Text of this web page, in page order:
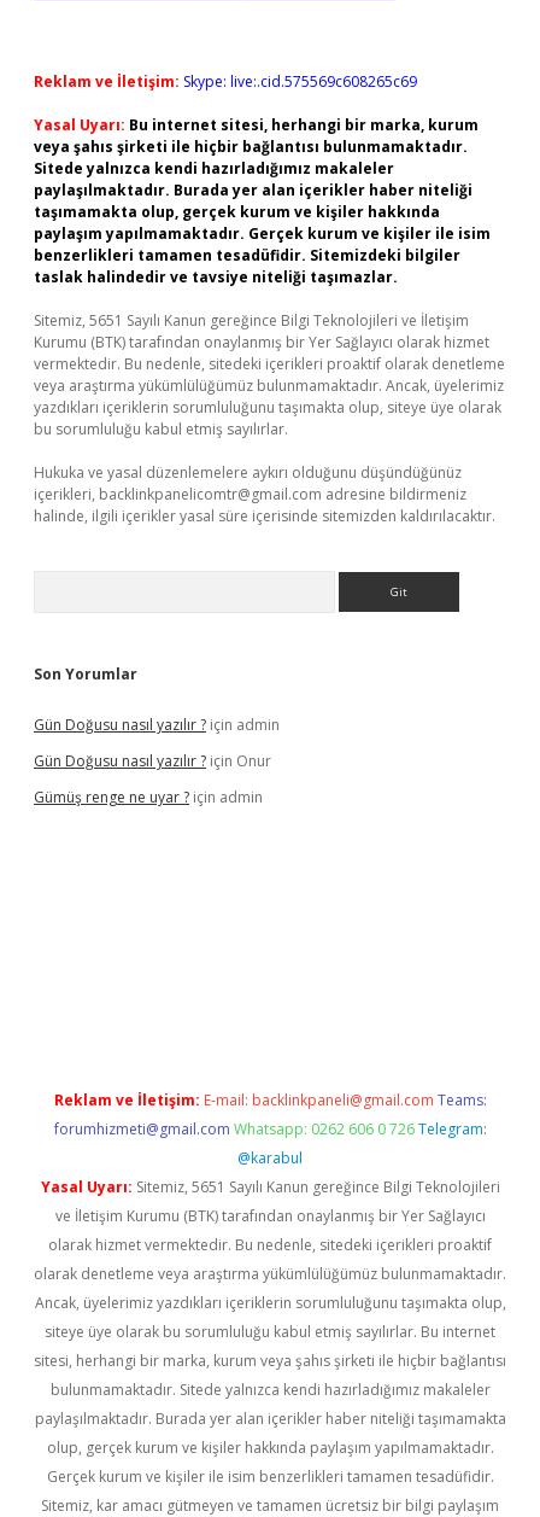
Reklam ve İletişim: Skype: live:.cid.575569c608265c69
Yasal Uyarı: Bu internet sitesi, herhangi bir marka, kurum
veya şahıs şirketi ile hiçbir bağlantısı bulunmamaktadır.
Sitede yalnızca kendi hazırladığımız makaleler
paylaşılmaktadır. Burada yer alan içerikler haber niteliği
taşımamakta olup, gerçek kurum ve kişiler hakkında
paylaşım yapılmamaktadır. Gerçek kurum ve kişiler ile isim
benzerlikleri tamamen tesadüfidir. Sitemizdeki bilgiler
taslak halindedir ve tavsiye niteliği taşımazlar.
Sitemiz, 5651 Sayılı Kanun gereğince Bilgi Teknolojileri ve İletişim
Kurumu (BTK) tarafından onaylanmış bir Yer Sağlayıcı olarak hizmet
vermektedir. Bu nedenle, sitedeki içerikleri proaktif olarak denetleme
veya araştırma yükümlülüğümüz bulunmamaktadır. Ancak, üyelerimiz
yazdıkları içeriklerin sorumluluğunu taşımakta olup, siteye üye olarak
bu sorumluluğu kabul etmiş sayılırlar.
Hukuka ve yasal düzenlemelere aykırı olduğunu düşündüğünüz
içerikleri, backlinkpanelicomtr@gmail.com adresine bildirmeniz
halinde, ilgili içerikler yasal süre içerisinde sitemizden kaldırılacaktır.
Son Yorumlar
Gün Doğusu nasıl yazılır ? için admin
Gün Doğusu nasıl yazılır ? için Onur
Gümüş renge ne uyar ? için admin
Reklam ve İletişim: E-mail: backlinkpaneli@gmail.com Teams:
forumhizmeti@gmail.com Whatsapp: 0262 606 0 726 Telegram:
@karabul
Yasal Uyarı: Sitemiz, 5651 Sayılı Kanun gereğince Bilgi Teknolojileri
ve İletişim Kurumu (BTK) tarafından onaylanmış bir Yer Sağlayıcı
olarak hizmet vermektedir. Bu nedenle, sitedeki içerikleri proaktif
olarak denetleme veya araştırma yükümlülüğümüz bulunmamaktadır.
Ancak, üyelerimiz yazdıkları içeriklerin sorumluluğunu taşımakta olup,
siteye üye olarak bu sorumluluğu kabul etmiş sayılırlar. Bu internet
sitesi, herhangi bir marka, kurum veya şahıs şirketi ile hiçbir bağlantısı
bulunmamaktadır. Sitede yalnızca kendi hazırladığımız makaleler
paylaşılmaktadır. Burada yer alan içerikler haber niteliği taşımamakta
olup, gerçek kurum ve kişiler hakkında paylaşım yapılmamaktadır.
Gerçek kurum ve kişiler ile isim benzerlikleri tamamen tesadüfidir.
Sitemiz, kar amacı gütmeyen ve tamamen ücretsiz bir bilgi paylaşım